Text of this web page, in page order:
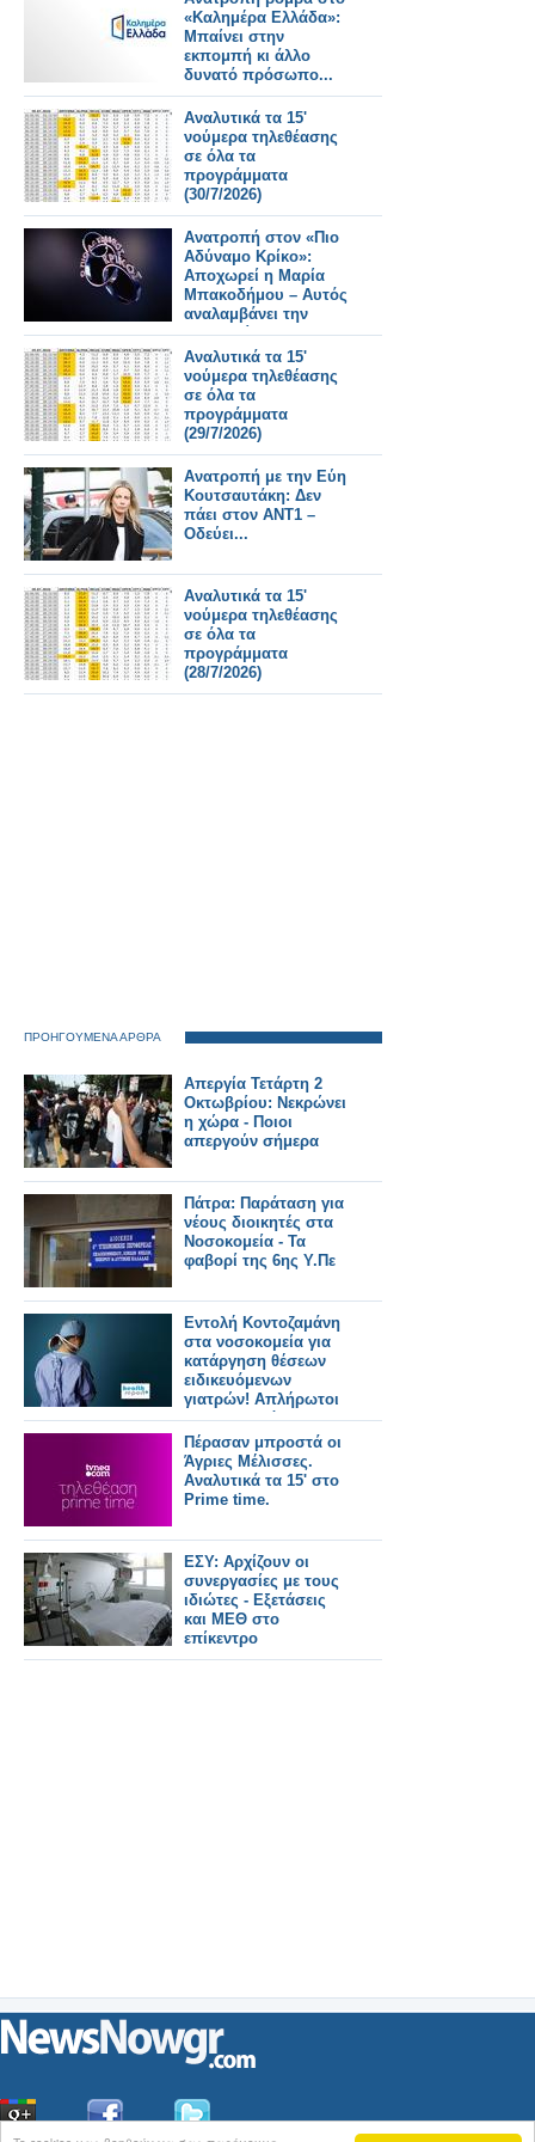
«Καλημέρα Ελλάδα»:
Μπαίνει στην
εκπομπή κι άλλο
δυνατό πρόσωπο...
Αναλυτικά τα 15'
νούμερα τηλεθέασης
σε όλα τα
προγράμματα
(30/7/2026)
Ανατροπή στον «Πιο
Αδύναμο Κρίκο»:
Αποχωρεί η Μαρία
Μπακοδήμου – Αυτός
αναλαμβάνει την
παρουσίαση
Αναλυτικά τα 15'
νούμερα τηλεθέασης
σε όλα τα
προγράμματα
(29/7/2026)
Ανατροπή με την Εύη
Κουτσαυτάκη: Δεν
πάει στον ΑΝΤ1 –
Οδεύει...
Αναλυτικά τα 15'
νούμερα τηλεθέασης
σε όλα τα
προγράμματα
(28/7/2026)
ΠΡΟΗΓΟΥΜΕΝΑ ΑΡΘΡΑ
Απεργία Τετάρτη 2
Οκτωβρίου: Νεκρώνει
η χώρα - Ποιοι
απεργούν σήμερα
Πάτρα: Παράταση για
νέους διοικητές στα
Νοσοκομεία - Τα
φαβορί της 6ης Υ.Πε
Εντολή Κοντοζαμάνη
στα νοσοκομεία για
κατάργηση θέσεων
ειδικευόμενων
γιατρών! Απλήρωτοι
οι εξειδικευόμενοι
Πέρασαν μπροστά οι
Άγριες Μέλισσες.
Αναλυτικά τα 15' στο
Prime time.
ΕΣΥ: Αρχίζουν οι
συνεργασίες με τους
ιδιώτες - Εξετάσεις
και ΜΕΘ στο
επίκεντρο